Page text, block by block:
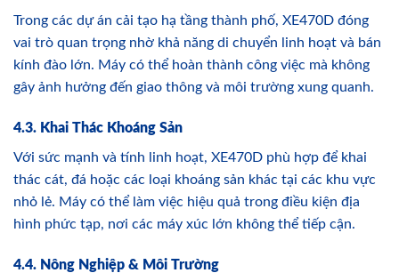
Trong các dự án cải tạo hạ tầng thành phố, XE470D đóng
vai trò quan trọng nhờ khả năng di chuyển linh hoạt và bán
kính đào lớn. Máy có thể hoàn thành công việc mà không
gây ảnh hưởng đến giao thông và môi trường xung quanh.
4.3. Khai Thác Khoáng Sản
Với sức mạnh và tính linh hoạt, XE470D phù hợp để khai
thác cát, đá hoặc các loại khoáng sản khác tại các khu vực
nhỏ lẻ. Máy có thể làm việc hiệu quả trong điều kiện địa
hình phức tạp, nơi các máy xúc lớn không thể tiếp cận.
4.4. Nông Nghiệp & Môi Trường